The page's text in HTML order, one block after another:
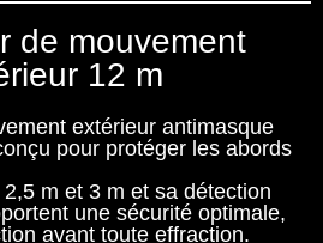
de mouvement
12 m
extérieur antimasque
pour protéger les abords
m et 3 m et sa détection
une sécurité optimale,
avant toute effraction.